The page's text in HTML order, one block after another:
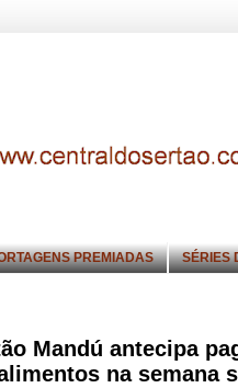
PREMIADAS SÉRIES
Mandú antecipa
na semana